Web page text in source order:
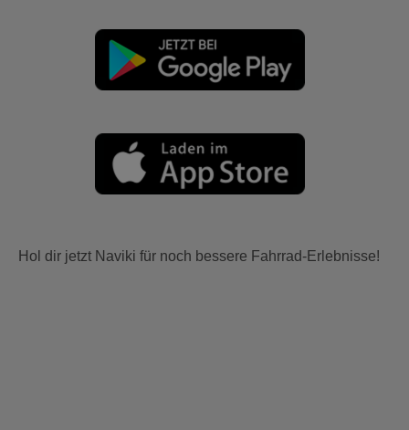
Hol dir jetzt Naviki für noch bessere Fahrrad-Erlebnisse!